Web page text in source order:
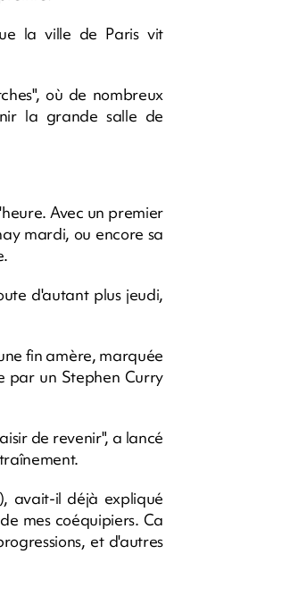
la ville de Paris vit
où de nombreux
la grande salle de
Avec un premier
mardi, ou encore sa
d'autant plus jeudi,
fin amère, marquée
par un Stephen Curry
de revenir", a lancé
avait-il déjà expliqué
mes coéquipiers. Ca
et d'autres